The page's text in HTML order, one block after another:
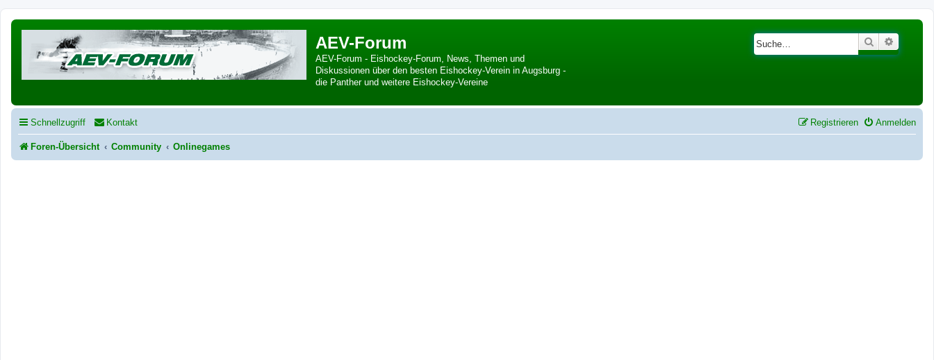
AEV-Forum
AEV-Forum - Eishockey-Forum, News, Themen und
Diskussionen über den besten Eishockey-Verein in Augsburg -
die Panther und weitere Eishockey-Vereine
Suche
Schnellzugriff Kontakt Anmelden
Registrieren
Foren-Übersicht Community Onlinegames